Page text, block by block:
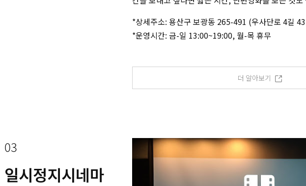
*상세주소: 용산구 보광동 265-491 (우사단로 4길
*운영시간: 금-일 13:00~19:00, 월-목 휴무
더 알아보기
03
일시정지시네마